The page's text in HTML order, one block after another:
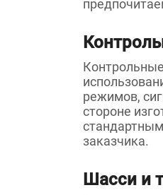
режимов,
стороне
заказчика.
Шасси и